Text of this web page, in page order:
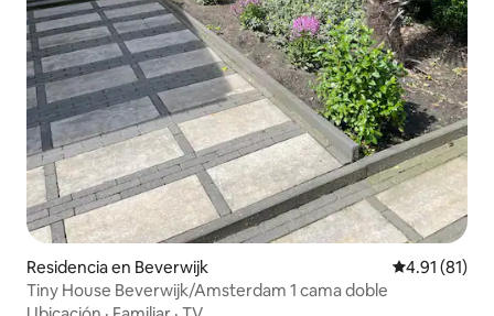
Residencia en Beverwijk Calificación
4.91 (81)
Tiny House Beverwijk/Amsterdam 1 cama doble